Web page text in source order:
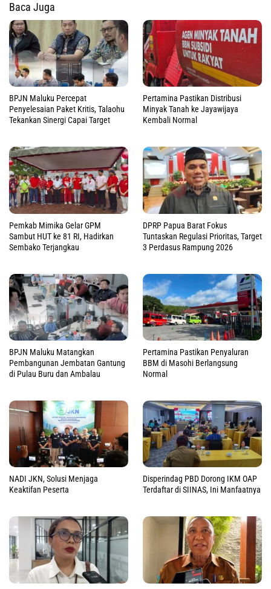
Baca Juga
BPJN Maluku Percepat
Penyelesaian Paket Kritis, Talaohu
Tekankan Sinergi Capai Target
Pertamina Pastikan Distribusi
Minyak Tanah ke Jayawijaya
Kembali Normal
Pemkab Mimika Gelar GPM
Sambut HUT ke 81 RI, Hadirkan
Sembako Terjangkau
DPRP Papua Barat Fokus
Tuntaskan Regulasi Prioritas, Target
3 Perdasus Rampung 2026
BPJN Maluku Matangkan
Pembangunan Jembatan Gantung
di Pulau Buru dan Ambalau
Pertamina Pastikan Penyaluran
BBM di Masohi Berlangsung
Normal
NADI JKN, Solusi Menjaga
Keaktifan Peserta
Disperindag PBD Dorong IKM OAP
Terdaftar di SIINAS, Ini Manfaatnya